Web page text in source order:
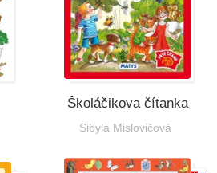
Školáčikova čítanka
Sibyla Mislovičová